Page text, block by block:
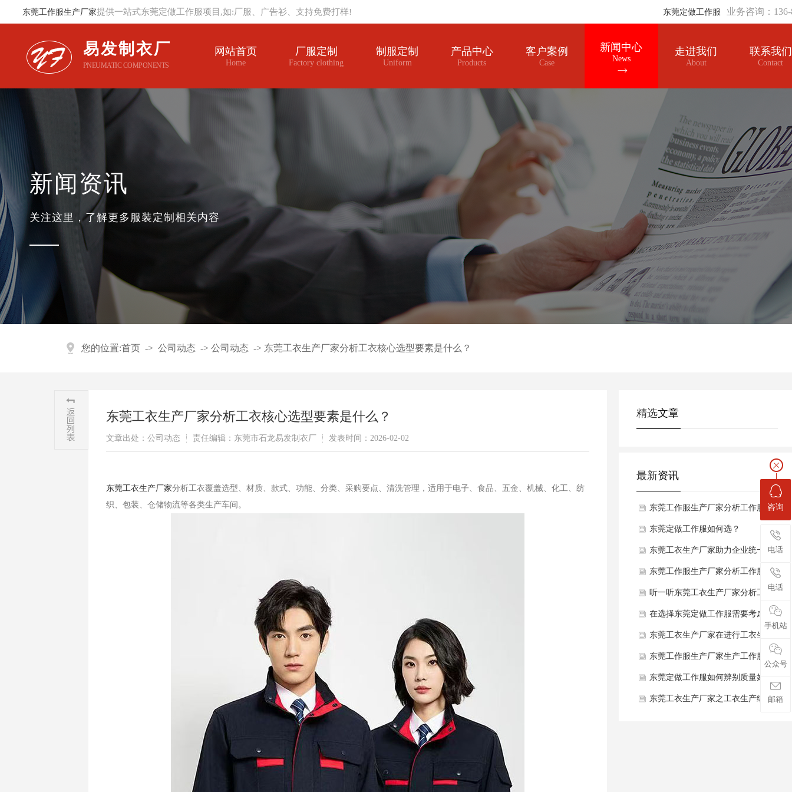
东莞工作服生产厂家提供一站式东莞定做工作服项目,如:厂服、广告衫、支持免费打样! 东莞定做工作服 业务咨询：
易发制衣厂
PNEUMATIC COMPONENTS
网站首页
Home
厂服定制
Factory clothing
制服定制
Uniform
产品中心
Products
客户案例
Case
新闻中心
News
走进我们
About
联系我们
Contact
新闻资讯
关注这里，了解更多服装定制相关内容
您的位置:首页 -> 公司动态 -> 公司动态 -> 东莞工衣生产厂家分析工衣核心选型要素是什么？
东莞工衣生产厂家分析工衣核心选型要素是什么？
文章出处：公司动态 责任编辑：东莞市石龙易发制衣厂 发表时间：2026-02-02
东莞工衣生产厂家分析工衣覆盖选型、材质、款式、功能、分类、采购要点、清洗管理，适用于电子、食品、五金、机械、化工、纺
织、包装、仓储物流等各类生产车间。
精选文章
最新资讯
东莞工作服生产厂家分析工作服
使用维护注意事项是什么？
东莞定做工作服如何选？
东莞工衣生产厂家助力企业统一
形象规范管理
东莞工作服生产厂家分析工作服
主要面料分类及适配场景有哪
些？
听一听东莞工衣生产厂家分析工
衣储存、日常使用与洗涤注意事
项都有哪些方面？
在选择东莞定做工作服需要考虑
哪些因素呢？
东莞工衣生产厂家在进行工衣生
产时应避坑地方有哪些方面？
东莞工作服生产厂家生产工作服
有哪些关键工艺细节？
东莞定做工作服如何辨别质量好
坏？
东莞工衣生产厂家之工衣生产细
咨询
电话
电话
手机站
公众号
邮箱